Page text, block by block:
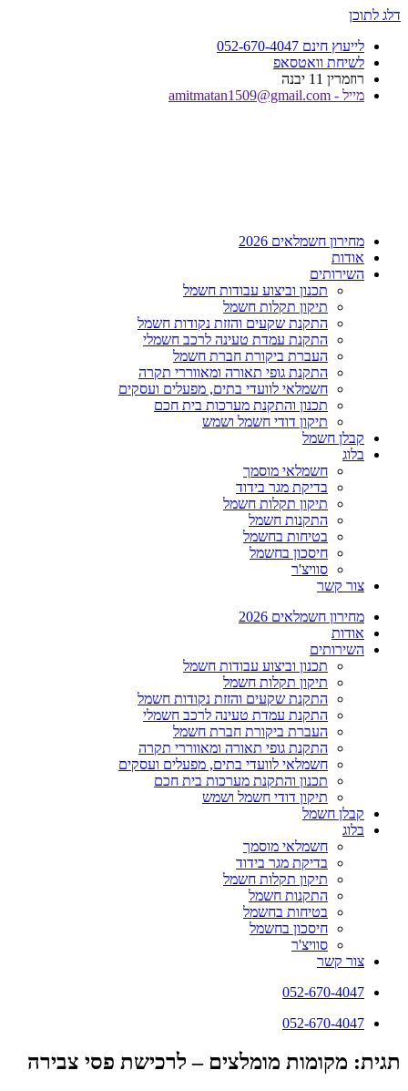
דלג לתוכן
לייעוץ חינם 052-670-4047
לשיחת וואטסאפ
רוזמרין 11 יבנה
מייל - amitmatan1509@gmail.com
מחירון חשמלאים 2026
אודות
השירותים
תכנון וביצוע עבודות חשמל
תיקון תקלות חשמל
התקנת שקעים והזזת נקודות חשמל
התקנת עמדת טעינה לרכב חשמלי
העברת ביקורת חברת חשמל
התקנת גופי תאורה ומאווררי תקרה
חשמלאי לוועדי בתים, מפעלים ועסקים
תכנון והתקנת מערכות בית חכם
תיקון דודי חשמל ושמש
קבלן חשמל
בלוג
חשמלאי מוסמך
בדיקת מגר בידוד
תיקון תקלות חשמל
התקנות חשמל
בטיחות בחשמל
חיסכון בחשמל
סוויצ'ר
צור קשר
מחירון חשמלאים 2026
אודות
השירותים
תכנון וביצוע עבודות חשמל
תיקון תקלות חשמל
התקנת שקעים והזזת נקודות חשמל
התקנת עמדת טעינה לרכב חשמלי
העברת ביקורת חברת חשמל
התקנת גופי תאורה ומאווררי תקרה
חשמלאי לוועדי בתים, מפעלים ועסקים
תכנון והתקנת מערכות בית חכם
תיקון דודי חשמל ושמש
קבלן חשמל
בלוג
חשמלאי מוסמך
בדיקת מגר בידוד
תיקון תקלות חשמל
התקנות חשמל
בטיחות בחשמל
חיסכון בחשמל
סוויצ'ר
צור קשר
052-670-4047
052-670-4047
תגית: מקומות מומלצים – לרכישת פסי צבירה